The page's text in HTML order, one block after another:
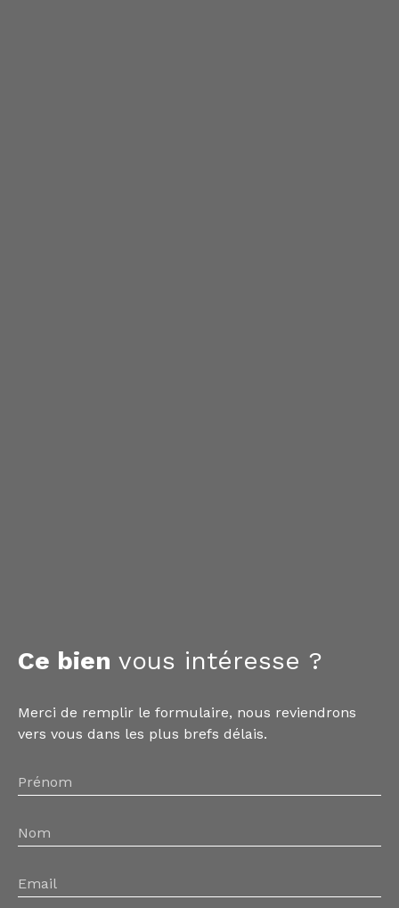
Ce bien vous intéresse ?
Merci de remplir le formulaire, nous reviendrons
vers vous dans les plus brefs délais.
Prénom
Nom
Email